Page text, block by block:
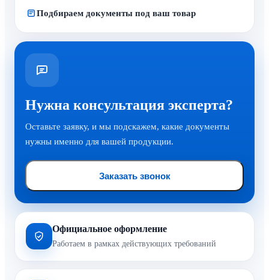
Подбираем документы под ваш товар
Нужна консультация эксперта?
Оставьте заявку, и мы подскажем, какие документы
нужны именно для вашей продукции.
Заказать звонок
Официальное оформление
Работаем в рамках действующих требований